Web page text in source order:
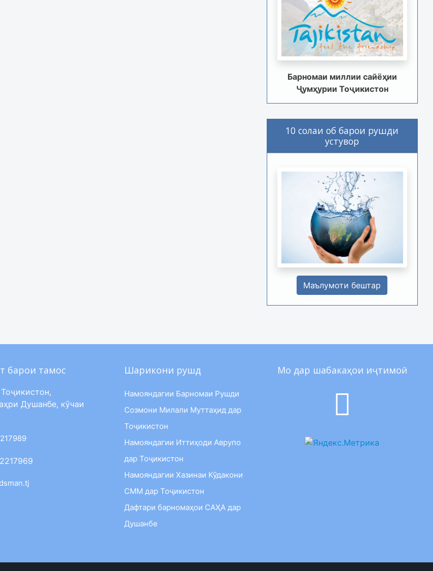
Барномаи миллии сайёҳии
Ҷумҳурии Тоҷикистон
10 солаи об барои рушди
устувор
Маълумоти бештар
барои тамос
Душанбе, кӯчаи
Шарикони рушд
Намояндагии Барномаи Рушди
Созмони Милали Муттаҳид дар
Тоҷикистон
Намояндагии Иттиҳоди Аврупо
дар Тоҷикистон
Намояндагии Хазинаи Кӯдакони
СММ дар Тоҷикистон
Дафтари барномаҳои САҲА дар
Душанбе
Мо дар шабакаҳои иҷтимоӣ